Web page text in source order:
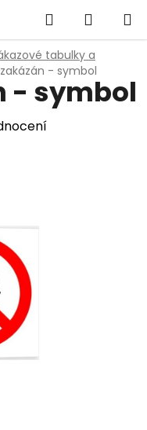
Hledat
KOŠÍK
tabulky a
- symbol
- symbol